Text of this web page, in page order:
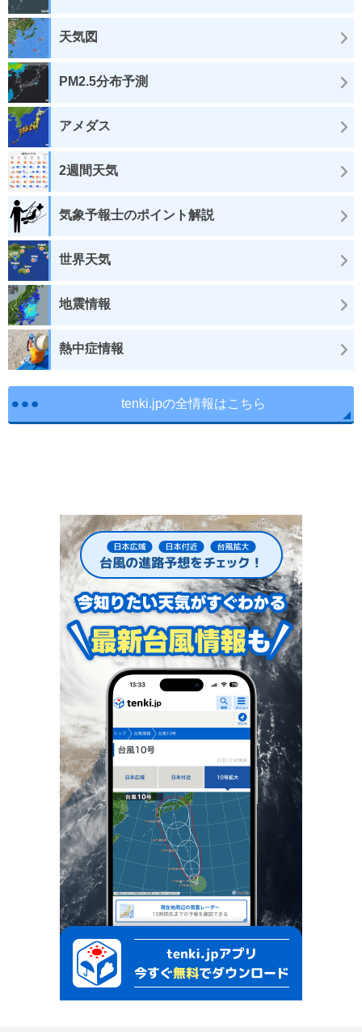
天気図
PM2.5分布予測
アメダス
2週間天気
気象予報士のポイント解説
世界天気
地震情報
熱中症情報
tenki.jpの全情報はこちら